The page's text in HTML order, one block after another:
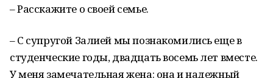
– Расскажите о своей семье.
– С супругой Залией мы познакомились еще в
студенческие годы, двадцать восемь лет вместе.
У меня замечательная жена: она и надежный